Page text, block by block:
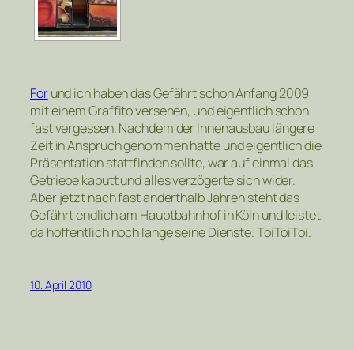
Forund ich haben das Gefährt schon Anfang 2009
mit einem Graffito versehen, und eigentlich schon
fast vergessen. Nachdem der Innenausbau längere
Zeit in Anspruch genommen hatte und eigentlich die
Präsentation stattfinden sollte, war auf einmal das
Getriebe kaputt und alles verzögerte sich wider.
Aber jetzt nach fast anderthalb Jahren steht das
Gefährt endlich am Hauptbahnhof in Köln und leistet
da hoffentlich noch lange seine Dienste. ToiToiToi.
10. April 2010